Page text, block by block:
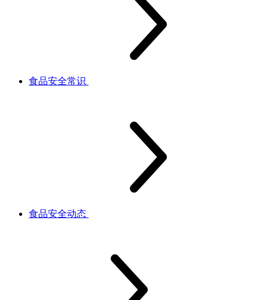
食品安全常识
食品安全动态